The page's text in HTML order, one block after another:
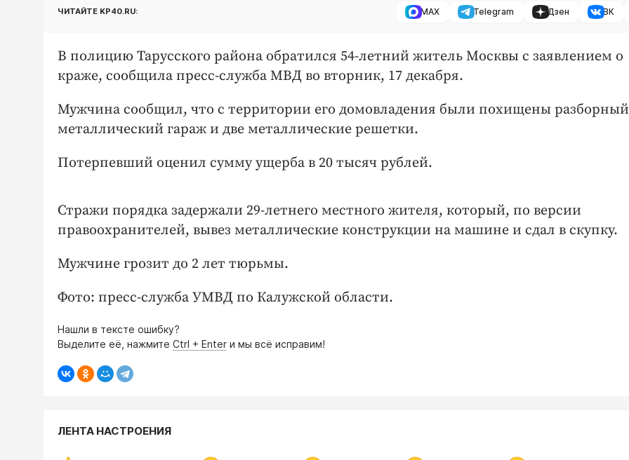
ЧИТАЙТЕ KP40.RU: MAX Telegram Дзен ВК
В полицию Тарусского района обратился 54-летний житель Москвы с заявлением о
краже, сообщила пресс-служба МВД во вторник, 17 декабря.
Мужчина сообщил, что с территории его домовладения были похищены разборный
металлический гараж и две металлические решетки.
Потерпевший оценил сумму ущерба в 20 тысяч рублей.
Стражи порядка задержали 29-летнего местного жителя, который, по версии
правоохранителей, вывез металлические конструкции на машине и сдал в скупку.
Мужчине грозит до 2 лет тюрьмы.
Фото: пресс-служба УМВД по Калужской области.
Нашли в тексте ошибку?
Выделите её, нажмите Ctrl + Enter и мы всё исправим!
ЛЕНТА НАСТРОЕНИЯ